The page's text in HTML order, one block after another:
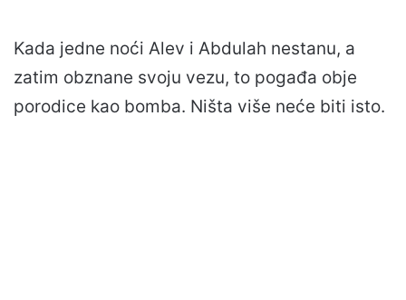
Kada jedne noći Alev i Abdulah nestanu, a
zatim obznane svoju vezu, to pogađa obje
porodice kao bomba. Ništa više neće biti isto.